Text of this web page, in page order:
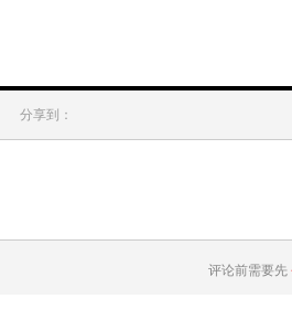
分享到：
评论前需要先